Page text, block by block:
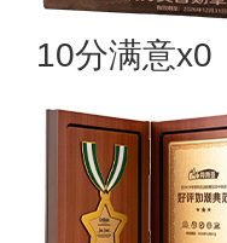
10分满意x0